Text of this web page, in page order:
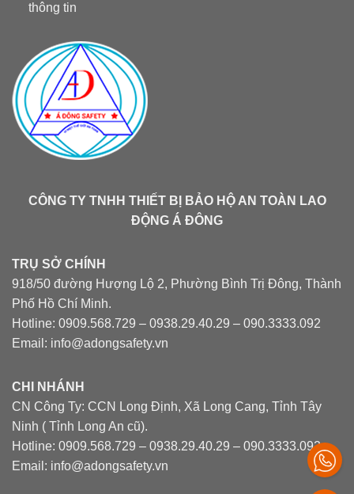
thông tin
CÔNG TY TNHH THIẾT BỊ BẢO HỘ AN TOÀN LAO
ĐỘNG Á ĐÔNG
TRỤ SỞ CHÍNH
918/50 đường Hượng Lộ 2, Phường Bình Trị Đông, Thành
Phố Hồ Chí Minh.
Hotline: 0909.568.729 – 0938.29.40.29 – 090.3333.092
Email: info@adongsafety.vn
CHI NHÁNH
CN Công Ty: CCN Long Định, Xã Long Cang, Tỉnh Tây
Ninh ( Tỉnh Long An cũ).
Hotline: 0909.568.729 – 0938.29.40.29 – 090.3333.092
Email: info@adongsafety.vn